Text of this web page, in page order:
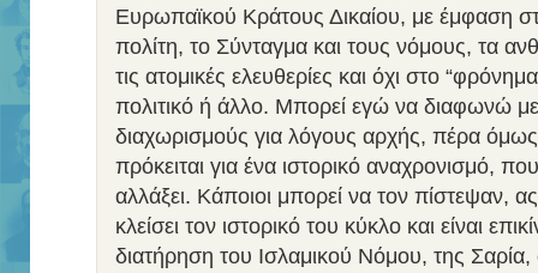
Ευρωπαϊκού Κράτους Δικαίου, με έμφαση
πολίτη, το Σύνταγμα και τους νόμους, τα
τις ατομικές ελευθερίες και όχι στο
πολιτικό ή άλλο. Μπορεί εγώ να διαφωνώ
διαχωρισμούς για λόγους αρχής, πέρα
πρόκειται για ένα ιστορικό αναχρονισμό,
αλλάξει. Κάποιοι μπορεί να τον πίστεψαν,
κλείσει τον ιστορικό του κύκλο και είναι
διατήρηση του Ισλαμικού Νόμου, της Σαρία,